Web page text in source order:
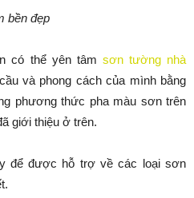
bền đẹp
có thể yên tâm sơn tường nhà
và phong cách của mình bằng
phương thức pha màu sơn trên
giới thiệu ở trên.
để được hỗ trợ về các loại sơn